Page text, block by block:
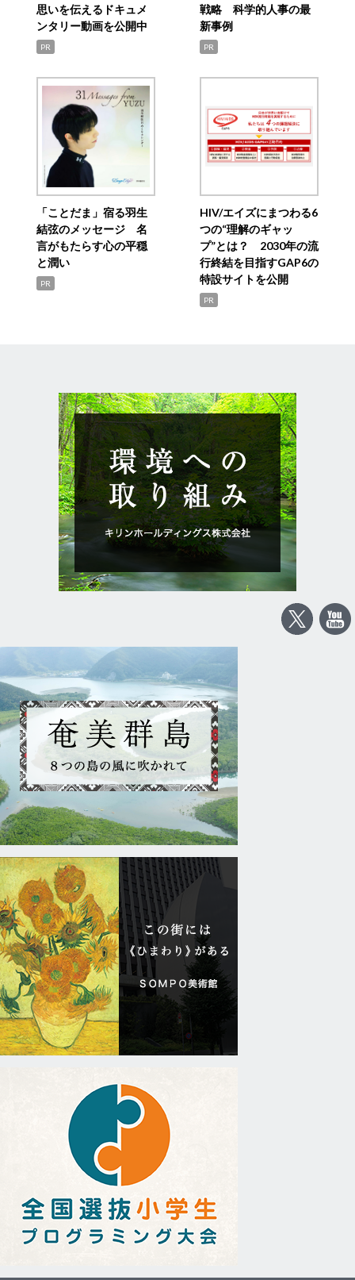
思いを伝えるドキュメ
ンタリー動画を公開中
PR
戦略 科学的人事の最
新事例
PR
「ことだま」宿る羽生
結弦のメッセージ 名
言がもたらす心の平穏
と潤い
PR
HIV/エイズにまつわる6
つの“理解のギャッ
プ”とは？ 2030年の流
行終結を目指すGAP6の
特設サイトを公開
PR